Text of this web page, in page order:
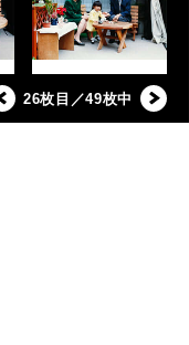
26枚目／49枚中